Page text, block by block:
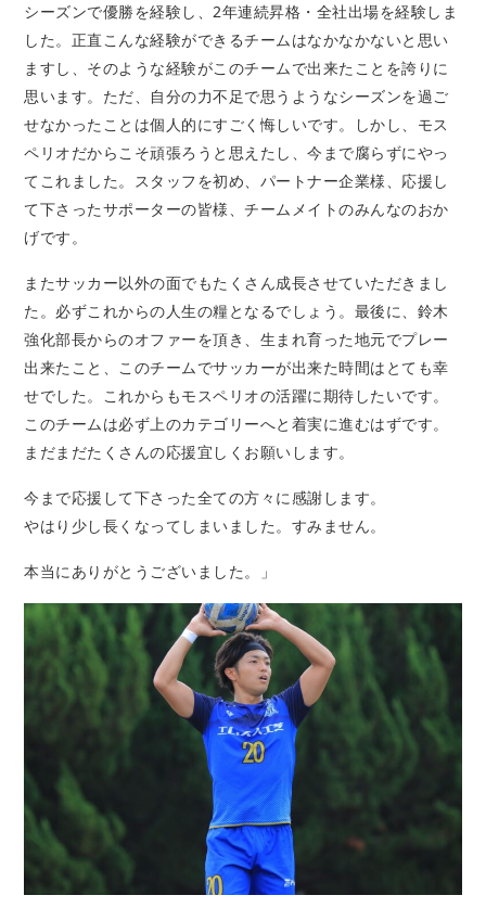
シーズンで優勝を経験し、2年連続昇格・全社出場を経験しま
した。正直こんな経験ができるチームはなかなかないと思い
ますし、そのような経験がこのチームで出来たことを誇りに
思います。ただ、自分の力不足で思うようなシーズンを過ご
せなかったことは個人的にすごく悔しいです。しかし、モス
ペリオだからこそ頑張ろうと思えたし、今まで腐らずにやっ
てこれました。スタッフを初め、パートナー企業様、応援し
て下さったサポーターの皆様、チームメイトのみんなのおか
げです。
またサッカー以外の面でもたくさん成長させていただきまし
た。必ずこれからの人生の糧となるでしょう。最後に、鈴木
強化部長からのオファーを頂き、生まれ育った地元でプレー
出来たこと、このチームでサッカーが出来た時間はとても幸
せでした。これからもモスペリオの活躍に期待したいです。
このチームは必ず上のカテゴリーへと着実に進むはずです。
まだまだたくさんの応援宜しくお願いします。
今まで応援して下さった全ての方々に感謝します。
やはり少し長くなってしまいました。すみません。
本当にありがとうございました。 」